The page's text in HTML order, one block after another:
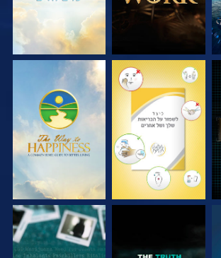
צפה
צפה צפה